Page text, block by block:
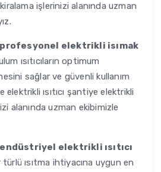
işlerinizi alanında uzman
profesyonel elektrikli isımak
ısıtıcıların optimum
sağlar ve güvenli kullanım
ısıtıcı şantiye elektrikli
alanında uzman ekibimizle
endüstriyel elektrikli ısıtıcı
türlü ısıtma ihtiyacına uygun en